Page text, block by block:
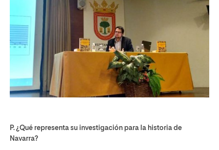
P. ¿Qué representa su investigación para la historia de
Navarra?